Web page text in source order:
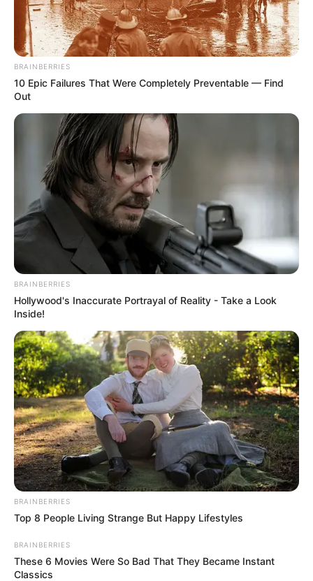
BRAINBERRIES
10 Epic Failures That Were Completely Preventable — Find
Out
BRAINBERRIES
Hollywood's Inaccurate Portrayal of Reality - Take a Look
Inside!
BRAINBERRIES
Top 8 People Living Strange But Happy Lifestyles
BRAINBERRIES
These 6 Movies Were So Bad That They Became Instant
Classics